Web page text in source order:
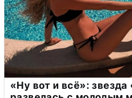
«Ну вот и всё»: